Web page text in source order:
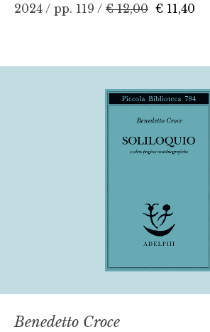
2024 / pp. 119 / € 12,00 € 11,40
Benedetto Croce